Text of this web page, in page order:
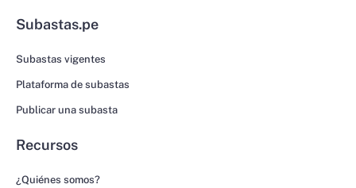
Subastas.pe
Subastas vigentes
Plataforma de subastas
Publicar una subasta
Recursos
¿Quiénes somos?